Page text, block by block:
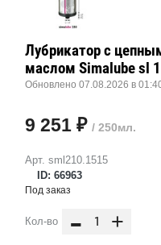
Арт. sml210.1515
ID: 66963
Лубрикатор с
маслом Simalube sl
Обновлено 07.08.2026 в
9 251 ₽ / 250мл.
Под заказ
Кол-во - +